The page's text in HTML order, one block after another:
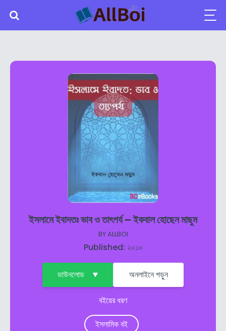
ইসলামে ইবাদতঃ ভাব ও তাৎপর্য – ইকবাল হোছেন মাছুম
BYALLBOI
Published: ২০১০
ডাউনলোড অনলাইনে পড়ুন
বইয়ের ধরণ
ইসলামিক বই